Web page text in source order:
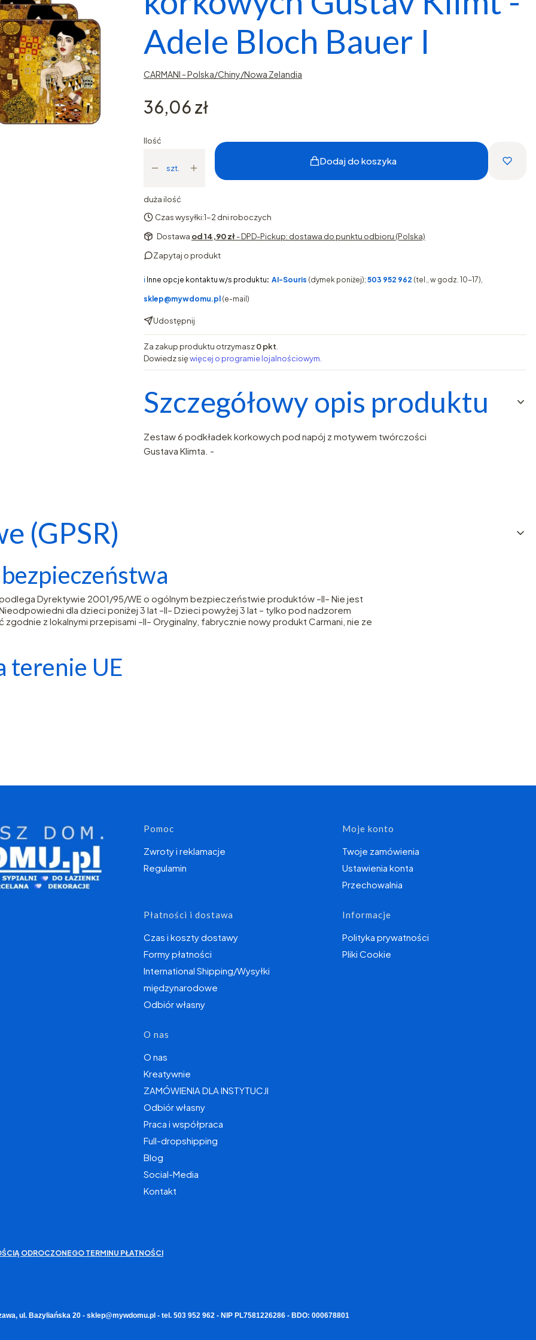
Adele Bloch Bauer I
CARMANI - Polska/Chiny/Nowa Zelandia
Cena
36,06 zł
Ilość
szt.
Dodaj do koszyka
duża ilość
Czas wysyłki:1-2 dni roboczych
Dostawa od 14,90 zł- DPD-Pickup: dostawa do punktu odbioru (Polska)
Zapytaj o produkt
ℹ️ Inne opcje kontaktu w/s produktu: AI-Souris (dymek poniżej); 503 952 962 (tel., w godz. 10-17),
sklep@mywdomu.pl (e-mail)
Udostępnij
Za zakup produktu otrzymasz0 pkt
Dowiedz sięwięcej o programie lojalnościowym.
Szczegółowy opis produktu
Zestaw 6 podkładek korkowych pod napój z motywem twórczości
Gustava Klimta. -
(GPSR)
Dyrektywie 2001/95/WE o ogólnym bezpieczeństwie produktów –II– Nie jest
dla dzieci poniżej 3 lat –II– Dzieci powyżej 3 lat – tylko pod nadzorem
zgodnie z lokalnymi przepisami –II– Oryginalny, fabrycznie nowy produkt Carmani, nie ze
terenie UE
Linki w stopce
Pomoc
Zwroty i reklamacje
Regulamin
Moje konto
Twoje zamówienia
Ustawienia konta
Przechowalnia
Płatności i dostawa
Czas i koszty dostawy
Formy płatności
International Shipping/Wysyłki
międzynarodowe
Odbiór własny
Informacje
Polityka prywatności
Pliki Cookie
O nas
O nas
Kreatywnie
ZAMÓWIENIA DLA INSTYTUCJI
Odbiór własny
Praca i współpraca
Full-dropshipping
Blog
Social-Media
Kontakt
ODROCZONEGO TERMINU PŁATNOŚCI
ul. Bazyliańska 20 - sklep@mywdomu.pl - tel. 503 952 962 - NIP PL7581226286 - BDO: 000678801